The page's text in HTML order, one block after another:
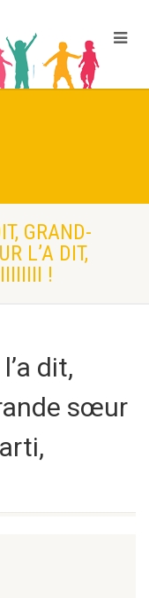
GRAND-
L’A DIT,
!
dit,
sœur